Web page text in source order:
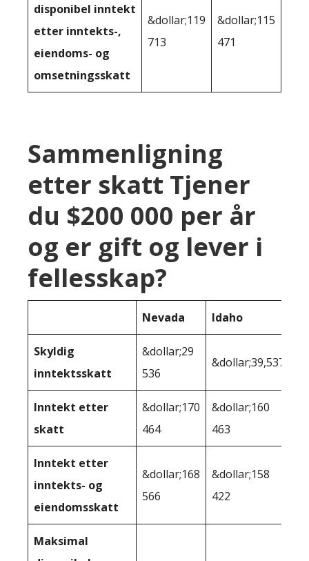
disponibel inntekt
etter inntekts-,
eiendoms- og
omsetningsskatt
&dollar;119
713
&dollar;115
471
Sammenligning
etter skatt Tjener
du $200 000 per år
og er gift og lever i
fellesskap?
Nevada Idaho
Skyldig
inntektsskatt
&dollar;29
536
&dollar;39,537
Inntekt etter
skatt
&dollar;170
464
&dollar;160
463
Inntekt etter
inntekts- og
eiendomsskatt
&dollar;168
566
&dollar;158
422
Maksimal